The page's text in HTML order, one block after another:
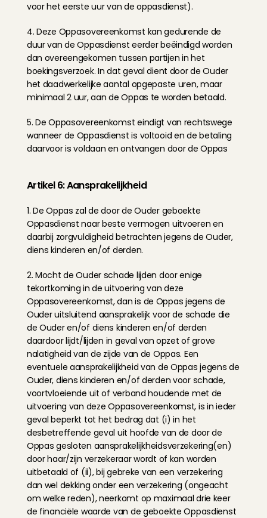
voor het eerste uur van de oppasdienst).
4. Deze Oppasovereenkomst kan gedurende de
duur van de Oppasdienst eerder beëindigd worden
dan overeengekomen tussen partijen in het
boekingsverzoek. In dat geval dient door de Ouder
het daadwerkelijke aantal opgepaste uren, maar
minimaal 2 uur, aan de Oppas te worden betaald.
5. De Oppasovereenkomst eindigt van rechtswege
wanneer de Oppasdienst is voltooid en de betaling
daarvoor is voldaan en ontvangen door de Oppas
Artikel 6: Aansprakelijkheid
1. De Oppas zal de door de Ouder geboekte
Oppasdienst naar beste vermogen uitvoeren en
daarbij zorgvuldigheid betrachten jegens de Ouder,
diens kinderen en/of derden.
2. Mocht de Ouder schade lijden door enige
tekortkoming in de uitvoering van deze
Oppasovereenkomst, dan is de Oppas jegens de
Ouder uitsluitend aansprakelijk voor de schade die
de Ouder en/of diens kinderen en/of derden
daardoor lijdt/lijden in geval van opzet of grove
nalatigheid van de zijde van de Oppas. Een
eventuele aansprakelijkheid van de Oppas jegens de
Ouder, diens kinderen en/of derden voor schade,
voortvloeiende uit of verband houdende met de
uitvoering van deze Oppasovereenkomst, is in ieder
geval beperkt tot het bedrag dat (i) in het
desbetreffende geval uit hoofde van de door de
Oppas gesloten aansprakelijkheidsverzekering(en)
door haar/zijn verzekeraar wordt of kan worden
uitbetaald of (ii), bij gebreke van een verzekering
dan wel dekking onder een verzekering (ongeacht
om welke reden), neerkomt op maximaal drie keer
de financiële waarde van de geboekte Oppasdienst